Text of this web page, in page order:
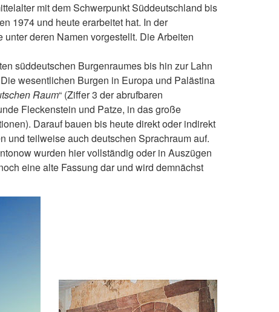
mit dem Schwerpunkt Süddeutschland bis
1974 und heute erarbeitet hat. In der
deren Namen vorgestellt. Die Arbeiten
süddeutschen Burgenraumes bis hin zur Lahn
wesentlichen Burgen in Europa und Palästina
Raum“ (Ziffer 3 der abrufbaren
Fleckenstein und Patze, in das große
Darauf bauen bis heute direkt oder indirekt
und teilweise auch deutschen Sprachraum auf.
wurden hier vollständig oder in Auszügen
eine alte Fassung dar und wird demnächst